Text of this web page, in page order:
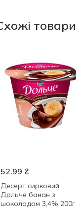
Схожі товари
52.99 ₴
Десерт сирковий
Дольче банан з
шоколадом 3,4% 200г